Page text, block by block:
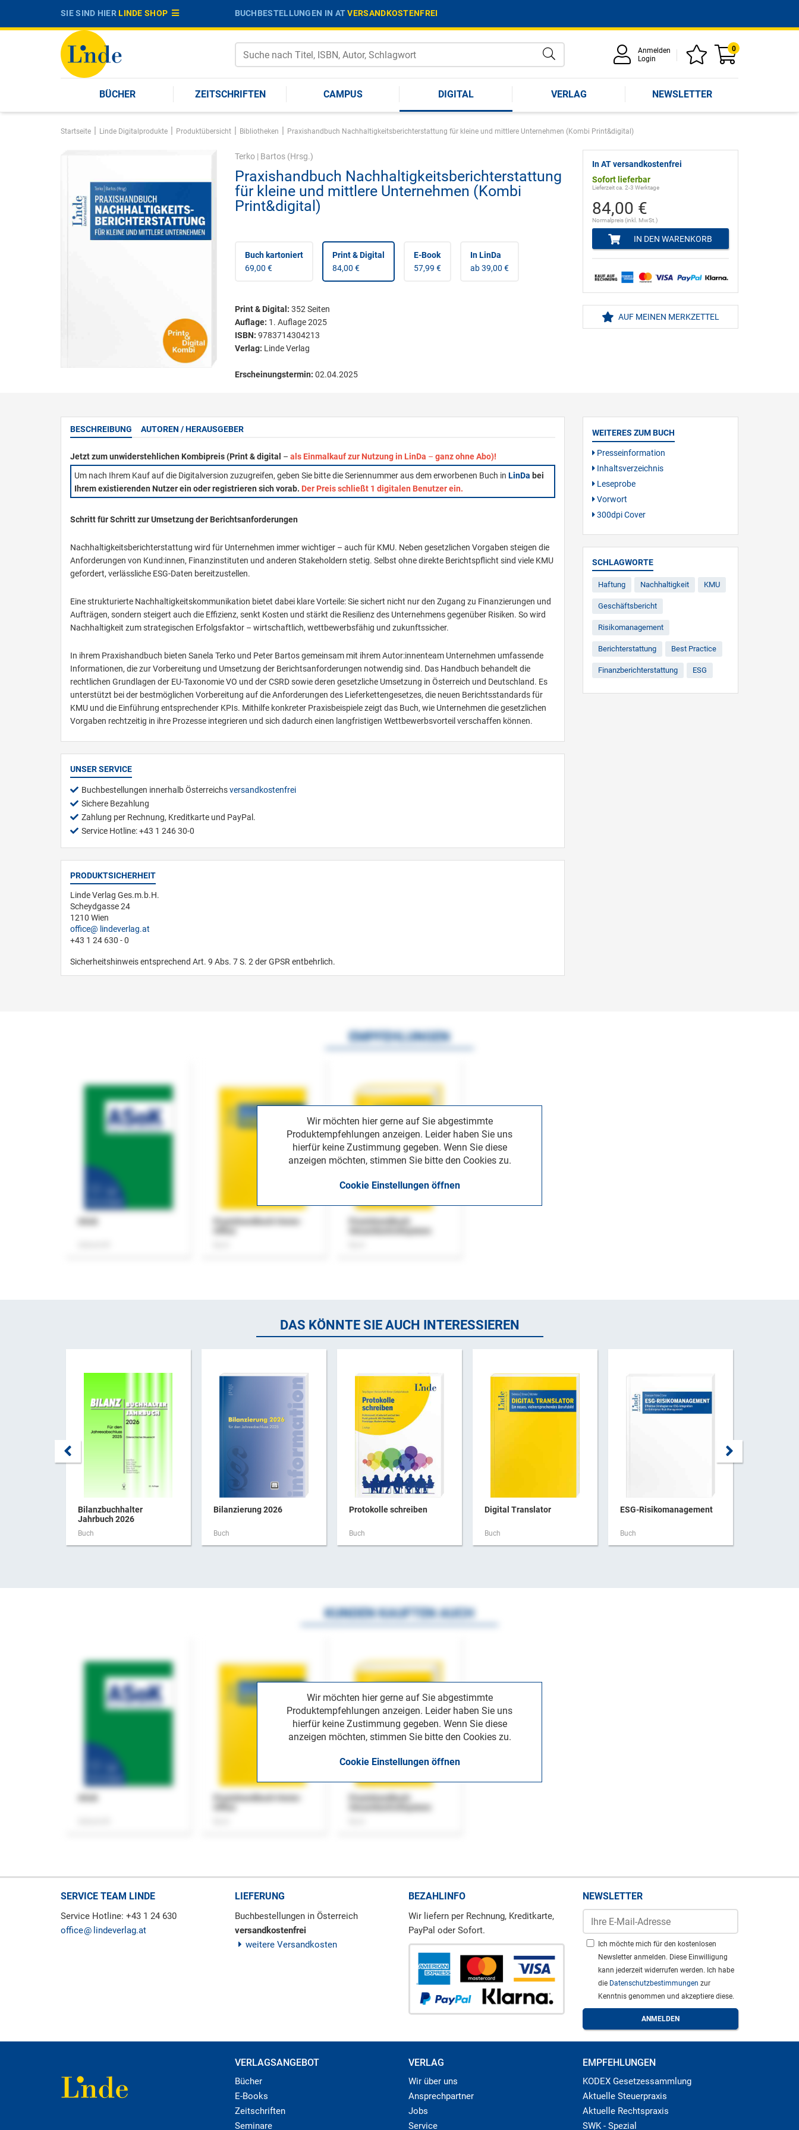
SIE SIND HIERLINDE SHOP BUCHBESTELLUNGEN IN ATVERSANDKOSTENFREI
Anmelden
Login
0
BÜCHER ZEITSCHRIFTEN CAMPUS DIGITAL VERLAG NEWSLETTER
Startseite | Linde Digitalprodukte | Produktübersicht | Bibliotheken | Praxishandbuch Nachhaltigkeitsberichterstattung für kleine und mittlere Unternehmen (Kombi Print&digital)
Terko| Bartos(Hrsg.)
Praxishandbuch Nachhaltigkeitsberichterstattung
für kleine und mittlere Unternehmen (Kombi
Print&digital)
Buch kartoniert
69,00 €
Print & Digital
84,00 €
E-Book
57,99 €
In LinDa
ab 39,00 €
Print & Digital : 352 Seiten
Auflage: 1. Auflage 2025
ISBN: 9783714304213
Verlag: Linde Verlag
Erscheinungstermin: 02.04.2025
In AT versandkostenfrei
Sofort lieferbar
Lieferzeit ca. 2-3 Werktage
84,00 €
Normalpreis (inkl. MwSt.)
IN DEN WARENKORB
AUF MEINEN MERKZETTEL
BESCHREIBUNG AUTOREN / HERAUSGEBER
Jetzt zum unwiderstehlichen Kombipreis (Print & digital – als Einmalkauf zur Nutzung in LinDa – ganz ohne Abo)!
Um nach Ihrem Kauf auf die Digitalversion zuzugreifen, geben Sie bitte die Seriennummer aus dem erworbenen Buch in LinDa bei
Ihrem existierenden Nutzer ein oder registrieren sich vorab. Der Preis schließt 1 digitalen Benutzer ein.
Schritt für Schritt zur Umsetzung der Berichtsanforderungen
Nachhaltigkeitsberichterstattung wird für Unternehmen immer wichtiger – auch für KMU. Neben gesetzlichen Vorgaben steigen die
Anforderungen von Kund:innen, Finanzinstituten und anderen Stakeholdern stetig. Selbst ohne direkte Berichtspflicht sind viele KMU
gefordert, verlässliche ESG-Daten bereitzustellen.
Eine strukturierte Nachhaltigkeitskommunikation bietet dabei klare Vorteile: Sie sichert nicht nur den Zugang zu Finanzierungen und
Aufträgen, sondern steigert auch die Effizienz, senkt Kosten und stärkt die Resilienz des Unternehmens gegenüber Risiken. So wird
Nachhaltigkeit zum strategischen Erfolgsfaktor – wirtschaftlich, wettbewerbsfähig und zukunftssicher.
In ihrem Praxishandbuch bieten Sanela Terko und Peter Bartos gemeinsam mit ihrem Autor:innenteam Unternehmen umfassende
Informationen, die zur Vorbereitung und Umsetzung der Berichtsanforderungen notwendig sind. Das Handbuch behandelt die
rechtlichen Grundlagen der EU-Taxonomie VO und der CSRD sowie deren gesetzliche Umsetzung in Österreich und Deutschland. Es
unterstützt bei der bestmöglichen Vorbereitung auf die Anforderungen des Lieferkettengesetzes, die neuen Berichtsstandards für
KMU und die Einführung entsprechender KPIs. Mithilfe konkreter Praxisbeispiele zeigt das Buch, wie Unternehmen die gesetzlichen
Vorgaben rechtzeitig in ihre Prozesse integrieren und sich dadurch einen langfristigen Wettbewerbsvorteil verschaffen können.
UNSER SERVICE
Buchbestellungen innerhalb Österreichsversandkostenfrei
Sichere Bezahlung
Zahlung per Rechnung, Kreditkarte und PayPal.
Service Hotline: +43 1 246 30-0
PRODUKTSICHERHEIT
Linde Verlag Ges.m.b.H.
Scheydgasse 24
1210 Wien
office
lindeverlag.at
+43 1 24 630 - 0
Sicherheitshinweis entsprechend Art. 9 Abs. 7 S. 2 der GPSR entbehrlich.
WEITERES ZUM BUCH
Presseinformation
Inhaltsverzeichnis
Leseprobe
Vorwort
300dpi Cover
SCHLAGWORTE
Haftung Nachhaltigkeit KMU
Geschäftsbericht
Risikomanagement
Berichterstattung Best Practice
Finanzberichterstattung ESG
Wir möchten hier gerne auf Sie abgestimmte
Produktempfehlungen anzeigen. Leider haben Sie uns
hierfür keine Zustimmung gegeben. Wenn Sie diese
anzeigen möchten, stimmen Sie bitte den Cookies zu.
Cookie Einstellungen öffnen
EMPFEHLUNGEN
Praxishandbuch Home-
Praxishandbuch
DAS KÖNNTE SIE AUCH INTERESSIEREN
Bilanzbuchhalter
Jahrbuch 2026
Buch
Bilanzierung 2026
Buch
Protokolle schreiben
Buch
Digital Translator
Buch
ESG-Risikomanagement
Buch
Wir möchten hier gerne auf Sie abgestimmte
Produktempfehlungen anzeigen. Leider haben Sie uns
hierfür keine Zustimmung gegeben. Wenn Sie diese
anzeigen möchten, stimmen Sie bitte den Cookies zu.
Cookie Einstellungen öffnen
KUNDEN KAUFTEN AUCH
Praxishandbuch Home-
Praxishandbuch
SERVICE TEAM LINDE
Service Hotline: +43 1 24 630
office
lindeverlag.at
LIEFERUNG
Buchbestellungen in Österreich
versandkostenfrei
weitere Versandkosten
BEZAHLINFO
Wir liefern per Rechnung, Kreditkarte,
PayPal oder Sofort.
NEWSLETTER
Ich möchte mich für den kostenlosen
Newsletter anmelden. Diese Einwilligung
kann jederzeit widerrufen werden. Ich habe
die Datenschutzbestimmungen zur
Kenntnis genommen und akzeptiere diese.
VERLAGSANGEBOT
Bücher
E-Books
Zeitschriften
Seminare
VERLAG
Wir über uns
Ansprechpartner
Jobs
Service
EMPFEHLUNGEN
KODEX Gesetzessammlung
Aktuelle Steuerpraxis
Aktuelle Rechtspraxis
SWK - Spezial